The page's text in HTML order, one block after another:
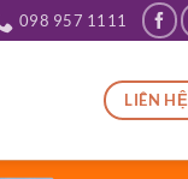
098 957 1111
LIÊN HỆ